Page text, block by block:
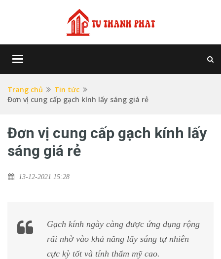
Toggle
Trang chủ
Tin tức
Đơn vị cung cấp gạch kính lấy sáng giá rẻ
Đơn vị cung cấp gạch kính lấy
sáng giá rẻ
13-12-2021 15:28
Gạch kính ngày càng được ứng dụng rộng
rãi nhờ vào khả năng lấy sáng tự nhiên
cực kỳ tốt và tính thẩm mỹ cao.